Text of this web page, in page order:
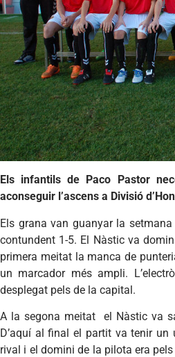
Els infantils de Paco Pastor
aconseguir l’ascens a Divisió
Els grana van guanyar la setmana
contundent 1-5. El Nàstic va
primera meitat la manca de
un marcador més ampli.
desplegat pels de la capital.
A la segona meitat el Nàstic va
D’aquí al final el partit va tenir
rival i el domini de la pilota era